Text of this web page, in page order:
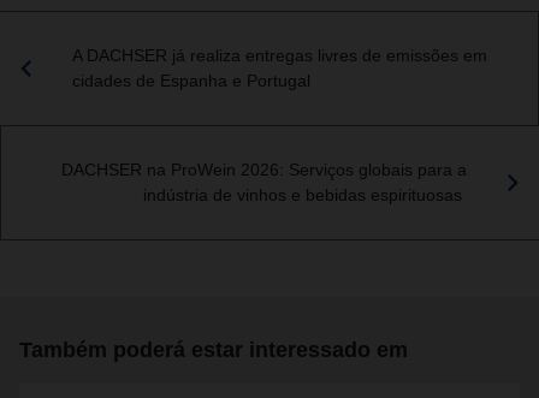
A DACHSER já realiza entregas livres de emissões em
cidades de Espanha e Portugal
DACHSER na ProWein 2026: Serviços globais para a
indústria de vinhos e bebidas espirituosas
Também poderá estar interessado em